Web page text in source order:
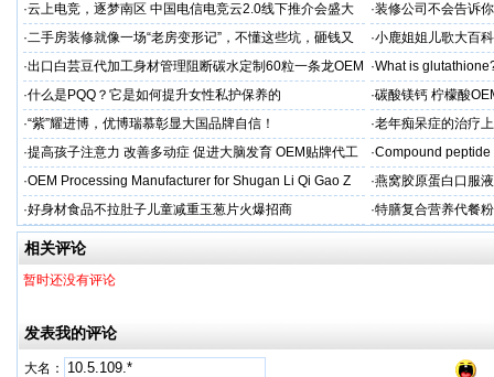
·云上电竞，逐梦南区 中国电信电竞云2.0线下推介会盛大
启幕
·装修公司不会告诉
·二手房装修就像一场“老房变形记”，不懂这些坑，砸钱又
糟心！看完这篇再开工
·小鹿姐姐儿歌大百科
·出口白芸豆代加工身材管理阻断碳水定制60粒一条龙OEM
贴牌
·What is
·什么是PQQ？它是如何提升女性私护保养的 ·碳酸镁钙 柠檬酸
制
·“紫”耀进博，优博瑞慕彰显大国品牌自信！ ·老年痴呆症的治疗
吻合术)
·提高孩子注意力 改善多动症 促进大脑发育 OEM贴牌代工 ·Compound
·OEM Processing Manufacturer for Shugan Li Qi Gao Z ·燕窝胶原蛋白口服
牌
·好身材食品不拉肚子儿童减重玉葱片火爆招商 ·特膳复合营养代餐
牌代工
相关评论
暂时还没有评论
发表我的评论
大名：